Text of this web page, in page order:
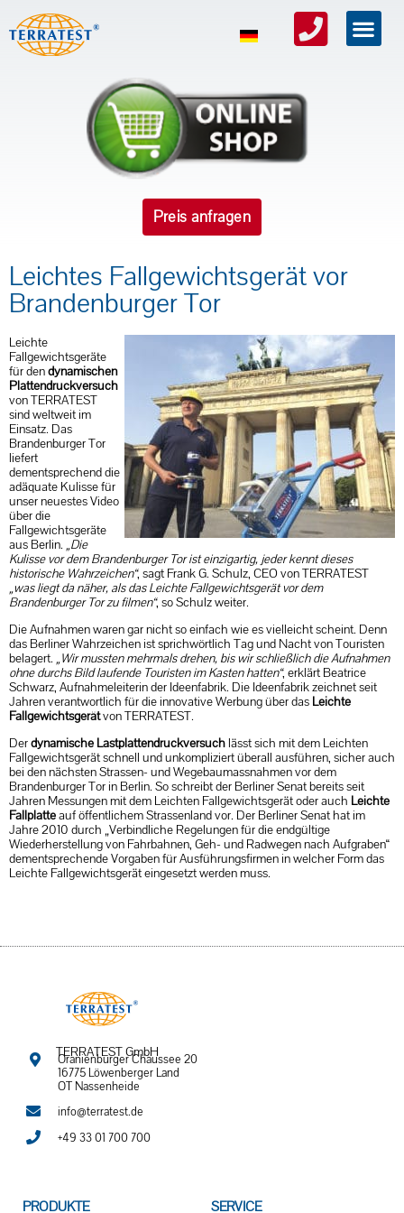
Preis anfragen
Leichtes Fallgewichtsgerät vor
Brandenburger Tor
Leichte
Fallgewichtsgeräte
für dendynamischen
Plattendruck­versuch
von TERRATEST
sind weltweit im
Einsatz. Das
Brandenburger Tor
liefert
dementsprechend die
adäquate Kulisse für
unser neuestes Video
über die
Fallgewichtsgeräte
aus Berlin. „Die
Kulisse vor dem Brandenburger Tor ist einzigartig, jeder kennt dieses
historische Wahrzeichen“, sagt Frank G. Schulz, CEO von TERRATEST
„was liegt da näher, als das Leichte Fallgewichtsgerät vor dem
Brandenburger Tor zu filmen“, so Schulz weiter.
Die Aufnahmen waren gar nicht so einfach wie es vielleicht scheint. Denn
das Berliner Wahrzeichen ist sprichwörtlich Tag und Nacht von Touristen
belagert. „Wir mussten mehrmals drehen, bis wir schließlich die Aufnahmen
ohne durchs Bild laufende Touristen im Kasten hatten“, erklärt Beatrice
Schwarz, Aufnahmeleiterin der Ideenfabrik. Die Ideenfabrik zeichnet seit
Jahren verantwortlich für die innovative Werbung über das Leichte
Fallgewichtsgerätvon TERRATEST.
Derdynamische Lastplattendruckversuch lässt sich mit dem Leichten
Fallgewichtsgerät schnell und unkompliziert überall ausführen, sicher auch
bei den nächsten Strassen- und Wegebaumassnahmen vor dem
Brandenburger Tor in Berlin. So schreibt der Berliner Senat bereits seit
Jahren Messungen mit dem Leichten Fallgewichtsgerät oder auch Leichte
Fallplatteauf öffentlichem Strassenland vor. Der Berliner Senat hat im
Jahre 2010 durch „Verbindliche Regelungen für die endgültige
Wiederherstellung von Fahrbahnen, Geh- und Radwegen nach Aufgraben“
dementsprechende Vorgaben für Ausführungsfirmen in welcher Form das
Leichte Fallgewichtsgerät eingesetzt werden muss.
TERRATEST GmbH
Oranienburger Chaussee 20
16775 Löwenberger Land
OT Nassenheide
info@terratest.de
+49 33 01 700 700
PRODUKTE SERVICE